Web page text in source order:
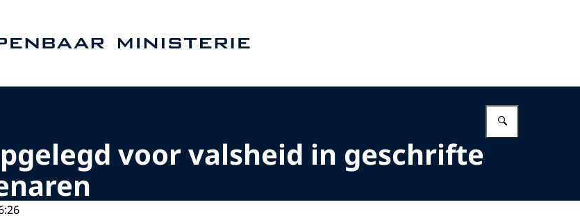
voor valsheid in geschrifte